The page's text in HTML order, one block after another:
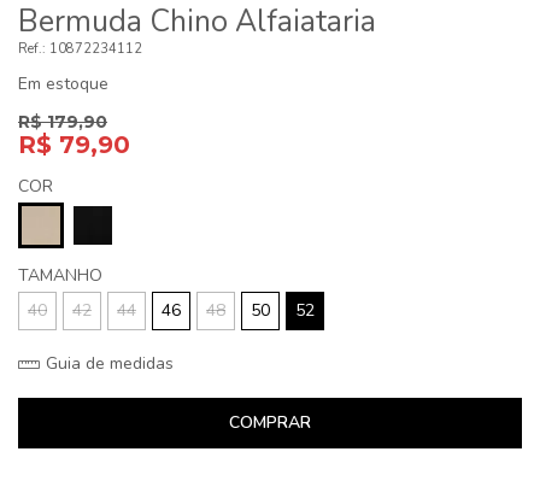
Bermuda Chino Alfaiataria
10872234112
Em estoque
R$ 179,90
R$ 79,90
COR
TAMANHO
40
42 44 46 48 50 52
Guia de medidas
COMPRAR